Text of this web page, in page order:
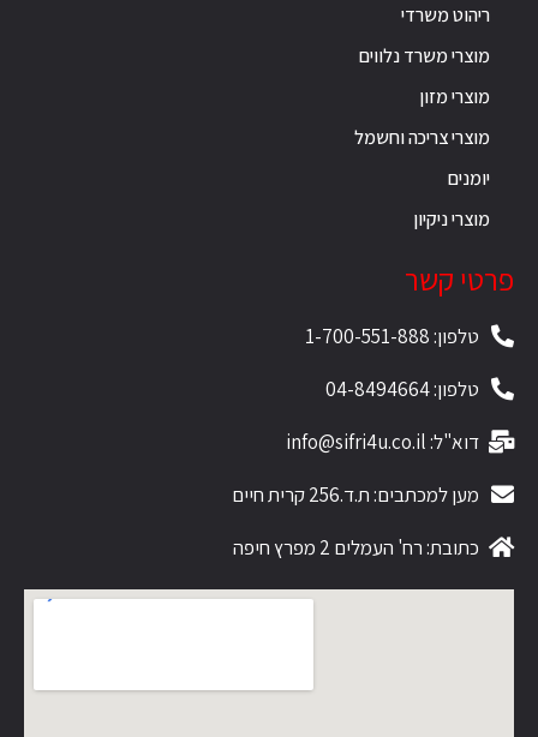
ריהוט משרדי
מוצרי משרד נלווים
מוצרי מזון
מוצרי צריכה וחשמל
יומנים
מוצרי ניקיון
פרטי קשר
טלפון: 1-700-551-888
טלפון: 04-8494664
דוא"ל: info@sifri4u.co.il
מען למכתבים: ת.ד.256 קרית חיים
כתובת: רח' העמלים 2 מפרץ חיפה